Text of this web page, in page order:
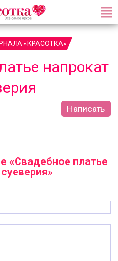
«КРАСОТКА»
напрокат
Написать
«Свадебное платье